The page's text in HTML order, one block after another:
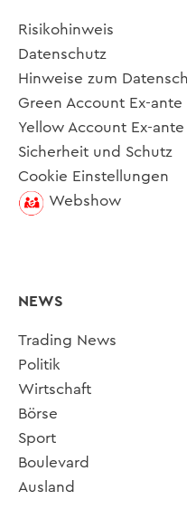
Risikohinweis
Datenschutz
Hinweise zum
Green Account Ex-
Yellow Account Ex-
Sicherheit und Schutz
Cookie Einstellungen
Webshow
NEWS
Trading News
Politik
Wirtschaft
Börse
Sport
Boulevard
Ausland